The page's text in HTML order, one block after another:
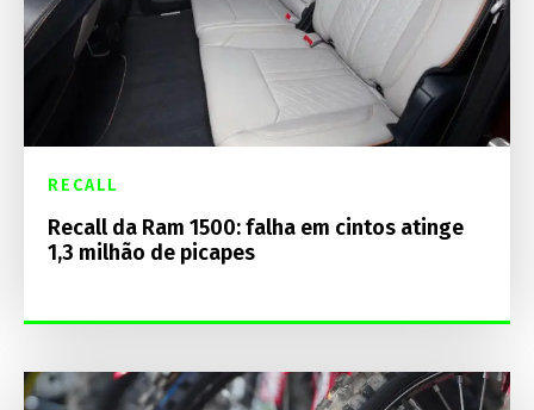
RECALL
Recall da Ram 1500: falha em cintos atinge
1,3 milhão de picapes